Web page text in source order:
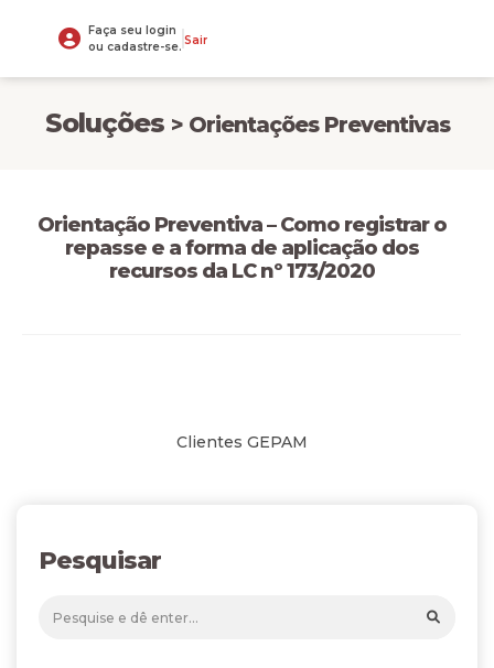
Faça seu login
ou cadastre-se. Sair
Soluções > Orientações Preventivas
Orientação Preventiva – Como registrar o
repasse e a forma de aplicação dos
recursos da LC nº 173/2020
Clientes GEPAM
Pesquisar